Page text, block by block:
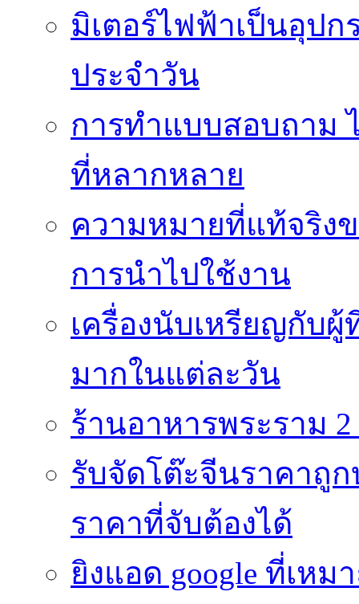
มิเตอร์ไฟฟ้าเป็นอุป
ประจำวัน
การทำแบบสอบถาม
ที่หลากหลาย
ความหมายที่แท้จริงข
การนำไปใช้งาน
เครื่องนับเหรียญกับ
มากในแต่ละวัน
ร้านอาหารพระราม
รับจัดโต๊ะจีนราคาถู
ราคาที่จับต้องได้
ยิงแอด google ที่เห